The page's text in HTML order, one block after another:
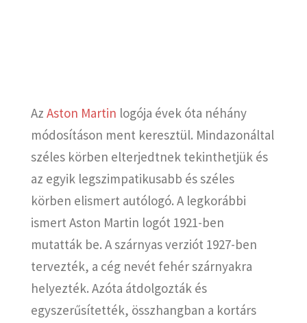
Az Aston Martin logója évek óta néhány
módosításon ment keresztül. Mindazonáltal
széles körben elterjedtnek tekinthetjük és
az egyik legszimpatikusabb és széles
körben elismert autólogó. A legkorábbi
ismert Aston Martin logót 1921-ben
mutatták be. A szárnyas verziót 1927-ben
tervezték, a cég nevét fehér szárnyakra
helyezték. Azóta átdolgozták és
egyszerűsítették, összhangban a kortárs